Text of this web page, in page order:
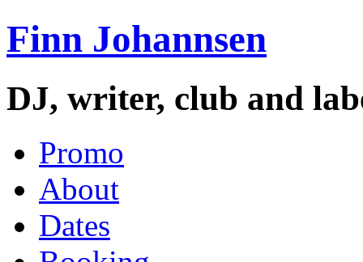
Finn Johannsen
DJ, writer, club and
Promo
About
Dates